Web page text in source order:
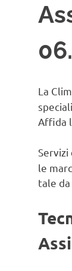
La
Affida
Servizi
le
tale